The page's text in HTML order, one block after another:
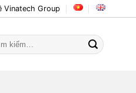
Vinatech Group